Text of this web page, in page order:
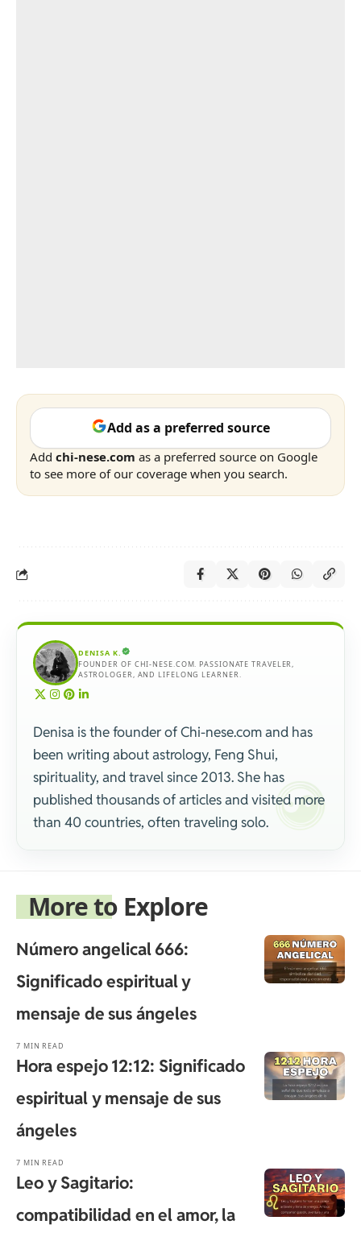
Add as a preferred source
Add chi-nese.com as a preferred source on Google
to see more of our coverage when you search.
DENISA K.
FOUNDER OF CHI-NESE.COM. PASSIONATE TRAVELER,
ASTROLOGER, AND LIFELONG LEARNER.
Denisa is the founder of Chi-nese.com and has
been writing about astrology, Feng Shui,
spirituality, and travel since 2013. She has
published thousands of articles and visited more
than 40 countries, often traveling solo.
More to Explore
Número angelical 666:
Significado espiritual y
mensaje de sus ángeles
7 MIN READ
Hora espejo 12:12: Significado
espiritual y mensaje de sus
ángeles
7 MIN READ
Leo y Sagitario:
compatibilidad en el amor, la